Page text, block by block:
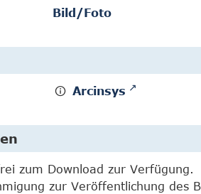
Bild/Foto
Arcinsys
zum Download zur Verfügung.
zur Veröffentlichung des